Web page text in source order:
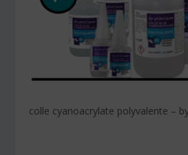
colle cyanoacrylate polyvalente –